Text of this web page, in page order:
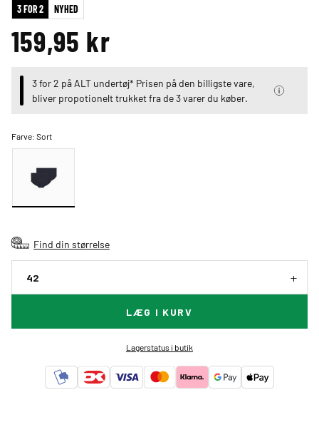
3 FOR 2 NYHED
159,95 kr
3 for 2 på ALT undertøj* Prisen på den billigste vare,
bliver propotionelt trukket fra de 3 varer du køber.
Farve:Sort
Find din størrelse
42
LÆG I KURV
Lagerstatus i butik